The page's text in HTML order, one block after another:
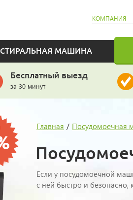
КОМПАНИЯ
СТИРАЛЬНАЯ МАШИНА
Бесплатный выезд
за 30 минут
Главная / Посудомоечная
Если у посудомоечной
с ней быстро и безопасно,